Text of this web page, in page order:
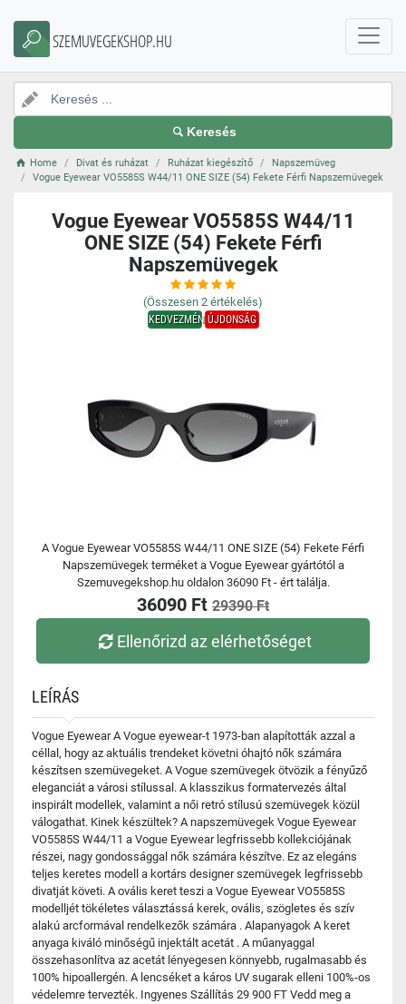
SZEMUVEGEKSHOP.HU
Keresés
Home Divat és ruházat Ruházat kiegészítő
Napszemüveg
Vogue Eyewear VO5585S W44/11 ONE SIZE (54) Fekete Férfi Napszemüvegek
Vogue Eyewear VO5585S W44/11
ONE SIZE (54) Fekete Férfi
Napszemüvegek
(Összesen 2 értékelés)
KEDVEZMÉNYÚJDONSÁG
A Vogue Eyewear VO5585S W44/11 ONE SIZE (54) Fekete Férfi
Napszemüvegek terméket a Vogue Eyewear gyártótól a
Szemuvegekshop.hu oldalon 36090 Ft - ért találja.
36090 Ft 29390 Ft
Ellenőrizd az elérhetőséget
LEÍRÁS
Vogue Eyewear A Vogue eyewear-t 1973-ban alapították azzal a
céllal, hogy az aktuális trendeket követni óhajtó nők számára
készítsen szemüvegeket. A Vogue szemüvegek ötvözik a fényűző
eleganciát a városi stílussal. A klasszikus formatervezés által
inspirált modellek, valamint a női retró stílusú szemüvegek közül
válogathat. Kinek készültek? A napszemüvegek Vogue Eyewear
VO5585S W44/11 a Vogue Eyewear legfrissebb kollekciójának
részei, nagy gondossággal nők számára készítve. Ez az elegáns
teljes keretes modell a kortárs designer szemüvegek legfrissebb
divatját követi. A ovális keret teszi a Vogue Eyewear VO5585S
modelljét tökéletes választássá kerek, ovális, szögletes és szív
alakú arcformával rendelkezők számára . Alapanyagok A keret
anyaga kiváló minőségű injektált acetát . A műanyaggal
összehasonlítva az acetát lényegesen könnyebb, rugalmasabb és
100% hipoallergén. A lencséket a káros UV sugarak elleni 100%-os
védelemre tervezték. Ingyenes Szállítás 29 900 FT Vedd meg a